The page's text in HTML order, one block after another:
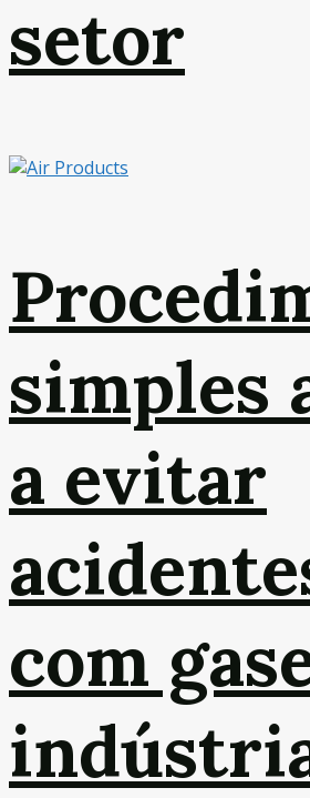
setor
simples
a evitar
com